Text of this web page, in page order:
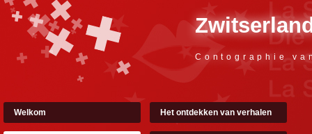
Contographie
Welkom Het ontdekken van verhalen